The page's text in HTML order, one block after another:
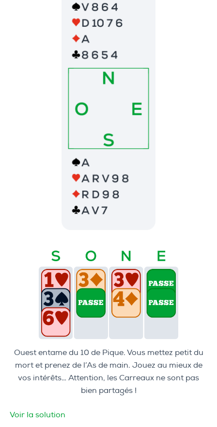
Ouest entame du 10 de Pique. Vous mettez petit du
mort et prenez de l’As de main. Jouez au mieux de
vos intérêts… Attention, les Carreaux ne sont pas
bien partagés !
Voir la solution